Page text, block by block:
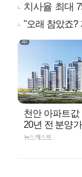
치사율 최대
"오래 참았죠?
천안 아파트값
20년 전 분양
뉴스캐스트